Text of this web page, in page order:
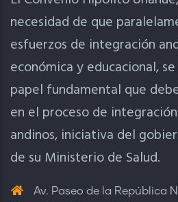
necesidad de que
esfuerzos de integración
económica y educacional,
papel fundamental que
en el proceso de
andinos, iniciativa del
de su Ministerio de Salud.
Av. Paseo de la República